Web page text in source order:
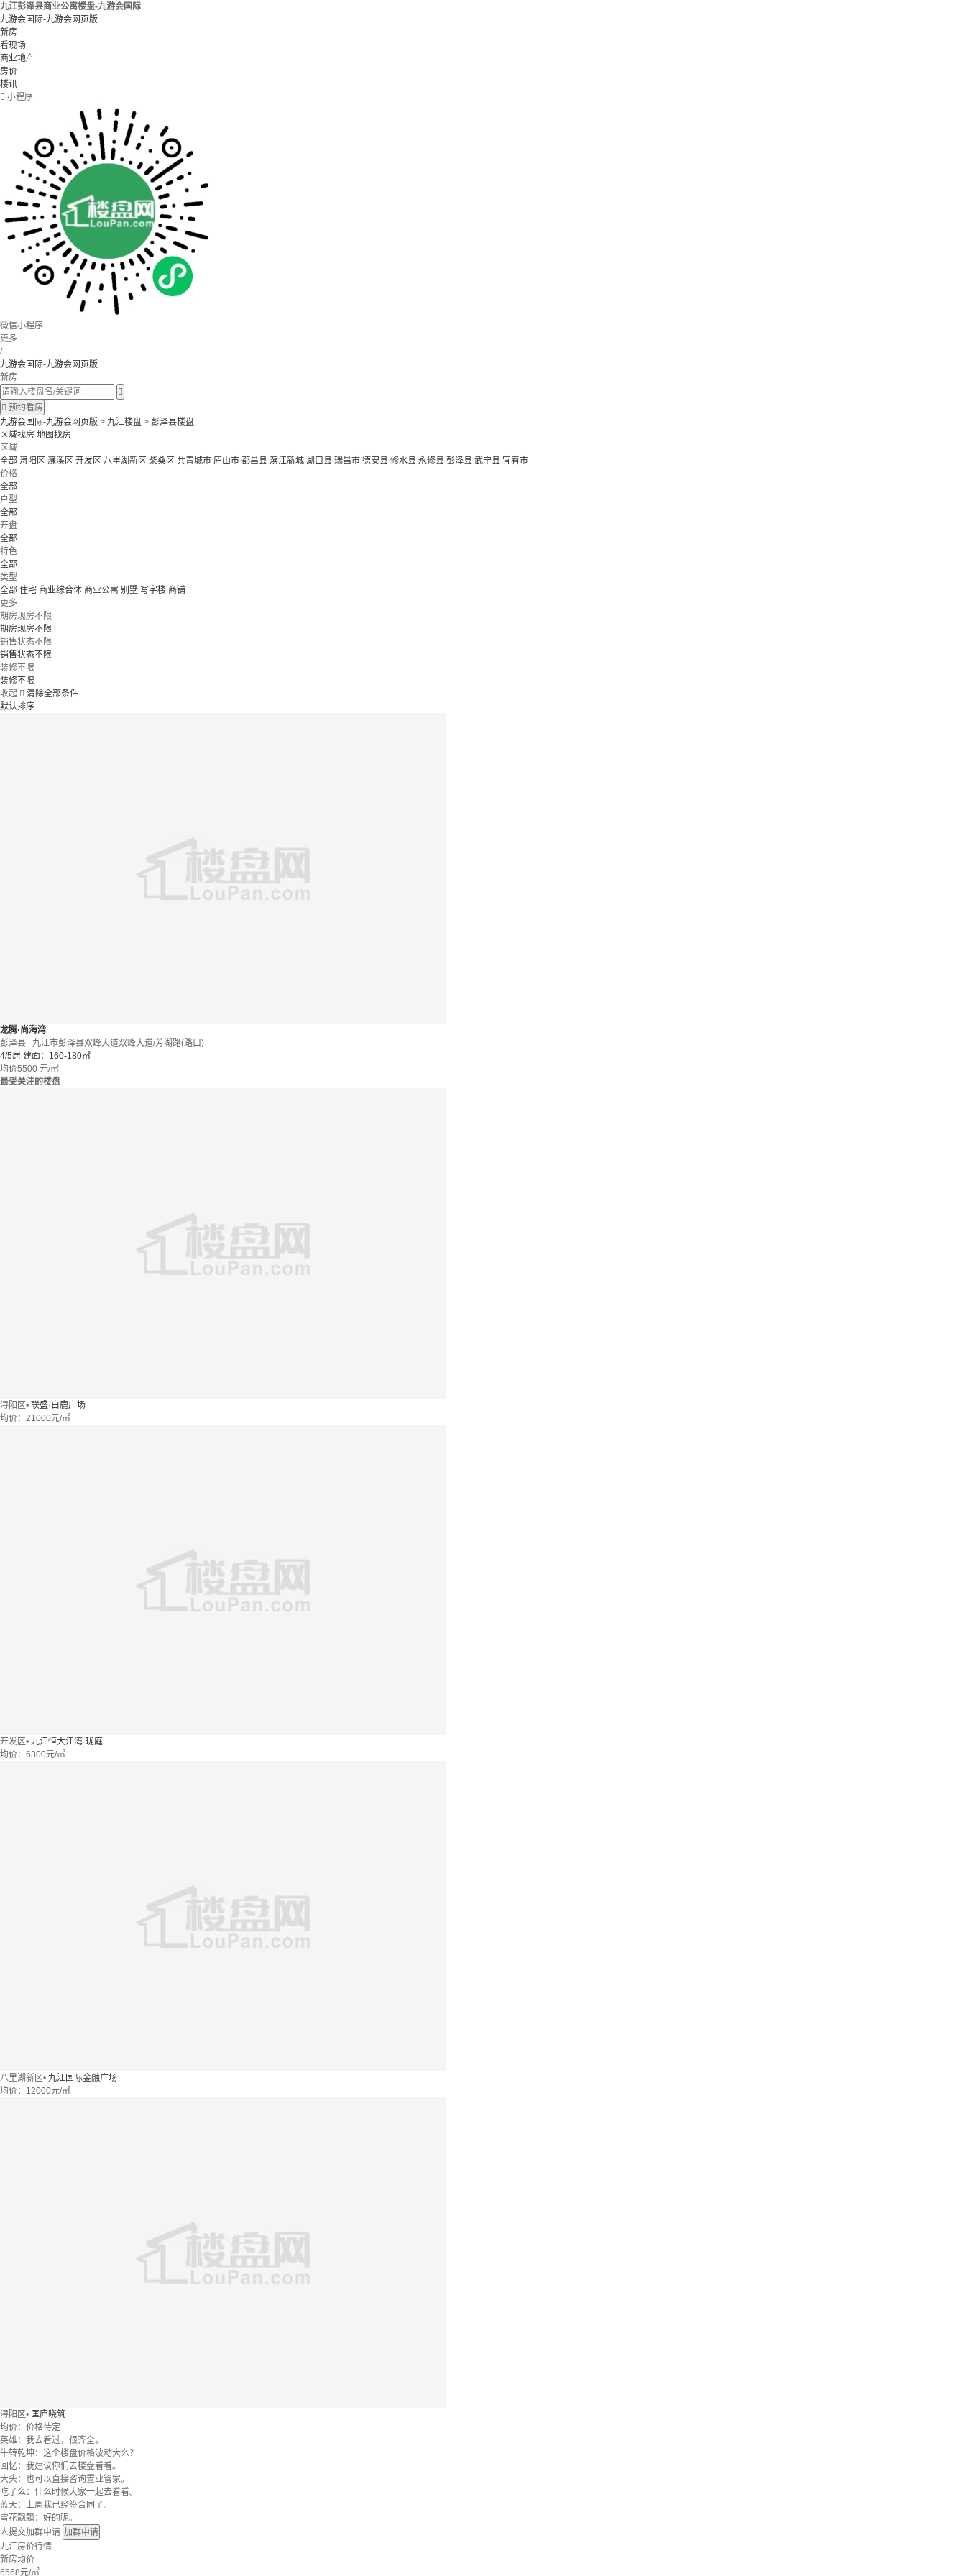
九江彭泽县商业公寓楼盘-九游会国际
九游会国际-九游会网页版
新房
看现场
商业地产
房价
楼讯
 小程序
微信小程序
更多
/
九游会国际-九游会网页版
新房

 预约看房
九游会国际-九游会网页版 > 九江楼盘 > 彭泽县楼盘
区域找房 地图找房
区域
全部 浔阳区 濂溪区 开发区 八里湖新区 柴桑区 共青城市 庐山市 都昌县 滨江新城 湖口县 瑞昌市 德安县 修水县 永修县 彭泽县 武宁县 宜春市
价格
全部
户型
全部
开盘
全部
特色
全部
类型
全部 住宅 商业综合体 商业公寓 别墅 写字楼 商铺
更多
期房现房不限
期房现房不限
销售状态不限
销售状态不限
装修不限
装修不限
收起  清除全部条件
默认排序
龙腾·尚海湾
彭泽县 | 九江市彭泽县双峰大道双峰大道/芳湖路(路口)
4/5居 建面：160-180㎡
均价5500 元/㎡
最受关注的楼盘
浔阳区• 联盛·白鹿广场
均价： 21000元/㎡
开发区• 九江恒大江湾·珑庭
均价： 6300元/㎡
八里湖新区• 九江国际金融广场
均价： 12000元/㎡
浔阳区• 匡庐晓筑
均价： 价格待定
英雄：我去看过，很齐全。
牛转乾坤：这个楼盘价格波动大么？
回忆：我建议你们去楼盘看看。
大头：也可以直接咨询置业管家。
吃了么：什么时候大家一起去看看。
蓝天：上周我已经签合同了。
雪花飘飘：好的呢。
人提交加群申请 加群申请
九江房价行情
新房均价
6568元/㎡